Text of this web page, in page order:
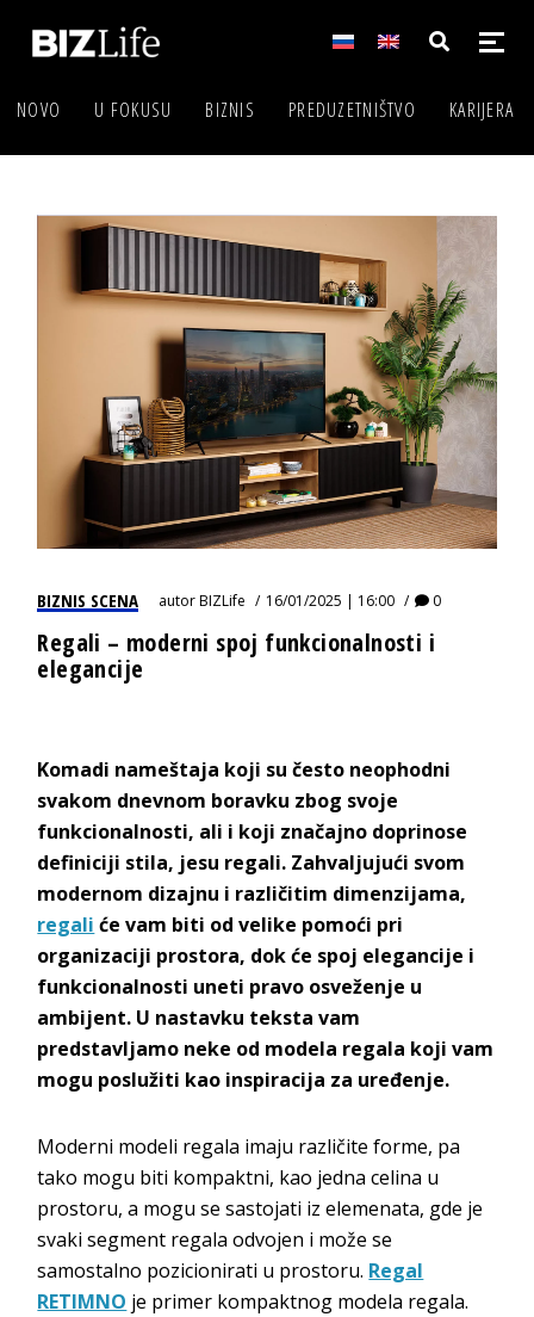
NOVO U FOKUSU BIZNIS PREDUZETNIŠTVO KARIJERA
BIZNIS SCENA autorBIZLife 16/01/2025 | 16:00 0
Regali – moderni spoj funkcionalnosti i
elegancije
Komadi nameštaja koji su često neophodni
svakom dnevnom boravku zbog svoje
funkcionalnosti, ali i koji značajno doprinose
definiciji stila, jesu regali. Zahvaljujući svom
modernom dizajnu i različitim dimenzijama,
regali će vam biti od velike pomoći pri
organizaciji prostora, dok će spoj elegancije i
funkcionalnosti uneti pravo osveženje u
ambijent. U nastavku teksta vam
predstavljamo neke od modela regala koji vam
mogu poslužiti kao inspiracija za uređenje.
Moderni modeli regala imaju različite forme, pa
tako mogu biti kompaktni, kao jedna celina u
prostoru, a mogu se sastojati iz elemenata, gde je
svaki segment regala odvojen i može se
samostalno pozicionirati u prostoru. Regal
RETIMNO je primer kompaktnog modela regala.